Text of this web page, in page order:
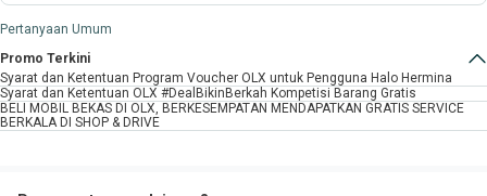
Pertanyaan Umum
Promo Terkini
Syarat dan Ketentuan Program Voucher OLX untuk Pengguna Halo Hermina
Syarat dan Ketentuan OLX #DealBikinBerkah Kompetisi Barang Gratis
BELI MOBIL BEKAS DI OLX, BERKESEMPATAN MENDAPATKAN GRATIS SERVICE
BERKALA DI SHOP & DRIVE